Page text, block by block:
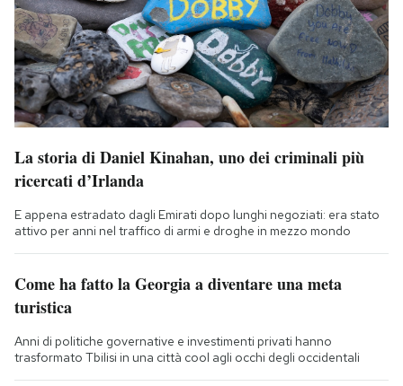
La storia di Daniel Kinahan, uno dei criminali più
ricercati d’Irlanda
E appena estradato dagli Emirati dopo lunghi negoziati: era stato
attivo per anni nel traffico di armi e droghe in mezzo mondo
Come ha fatto la Georgia a diventare una meta
turistica
Anni di politiche governative e investimenti privati hanno
trasformato Tbilisi in una città cool agli occhi degli occidentali